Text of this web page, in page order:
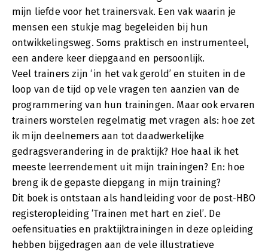
mijn liefde voor het trainersvak. Een vak waarin je
mensen een stukje mag begeleiden bij hun
ontwikkelingsweg. Soms praktisch en instrumenteel,
een andere keer diepgaand en persoonlijk.
Veel trainers zijn ‘in het vak gerold’ en stuiten in de
loop van de tijd op vele vragen ten aanzien van de
programmering van hun trainingen. Maar ook ervaren
trainers worstelen regelmatig met vragen als: hoe zet
ik mijn deelnemers aan tot daadwerkelijke
gedragsverandering in de praktijk? Hoe haal ik het
meeste leerrendement uit mijn trainingen? En: hoe
breng ik de gepaste diepgang in mijn training?
Dit boek is ontstaan als handleiding voor de post-HBO
registeropleiding ‘Trainen met hart en ziel’. De
oefensituaties en praktijktrainingen in deze opleiding
hebben bijgedragen aan de vele illustratieve